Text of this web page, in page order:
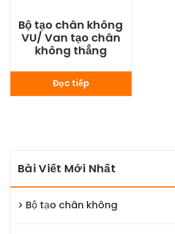
Bộ tạo chân không
VU/ Van tạo chân
không thẳng
Đọc tiếp
Bài Viết Mới Nhất
Bộ tạo chân không